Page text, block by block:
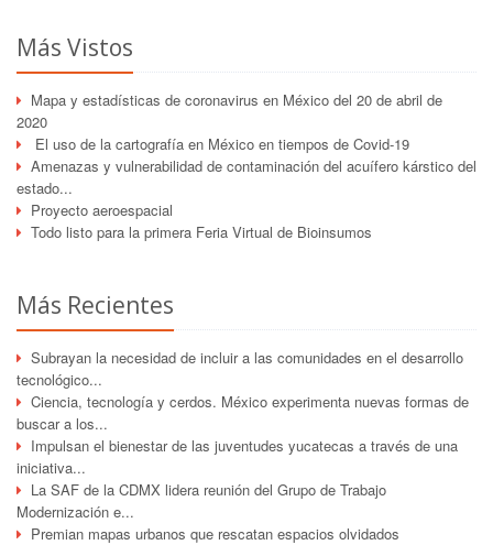
Más Vistos
Mapa y estadísticas de coronavirus en México del 20 de abril de
2020
El uso de la cartografía en México en tiempos de Covid-19
Amenazas y vulnerabilidad de contaminación del acuífero kárstico del
estado...
Proyecto aeroespacial
Todo listo para la primera Feria Virtual de Bioinsumos
Más Recientes
Subrayan la necesidad de incluir a las comunidades en el desarrollo
tecnológico...
Ciencia, tecnología y cerdos. México experimenta nuevas formas de
buscar a los...
Impulsan el bienestar de las juventudes yucatecas a través de una
iniciativa...
La SAF de la CDMX lidera reunión del Grupo de Trabajo
Modernización e...
Premian mapas urbanos que rescatan espacios olvidados